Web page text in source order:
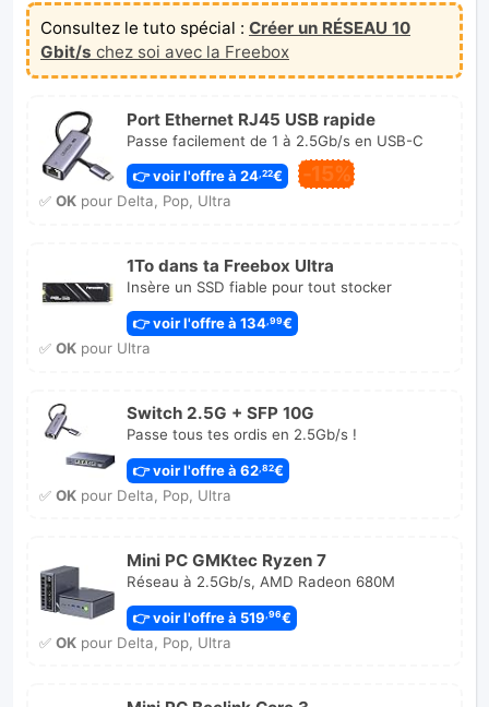
Consultez le tuto spécial : Créer un RÉSEAU 10
Gbit/s chez soi avec la Freebox
Port Ethernet RJ45 USB rapide
Passe facilement de 1 à 2.5Gb/s en USB-C
👉 voir l'offre à 24 ,22€ -15%
✅ OKpour Delta, Pop, Ultra
1To dans ta Freebox Ultra
Insère un SSD fiable pour tout stocker
👉 voir l'offre à 134 ,99€
✅ OKpour Ultra
Switch 2.5G + SFP 10G
Passe tous tes ordis en 2.5Gb/s !
👉 voir l'offre à 62,82€
✅ OKpour Delta, Pop, Ultra
Mini PC GMKtec Ryzen 7
Réseau à 2.5Gb/s, AMD Radeon 680M
👉 voir l'offre à 519 ,96€
✅ OKpour Delta, Pop, Ultra